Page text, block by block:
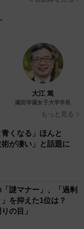
大江 篤
園田学園女子大学学長
もっと見る
くなる」ほんと
が凄い」と話題に
謎マナー」、「過剰
」を抑えた1位は？
の目」